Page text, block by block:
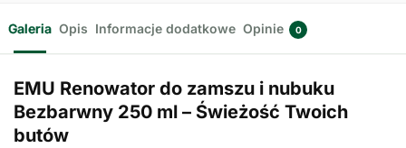
Galeria Opis Informacje dodatkowe Opinie 0
EMU Renowator do zamszu i nubuku
Bezbarwny 250 ml – Świeżość Twoich
butów